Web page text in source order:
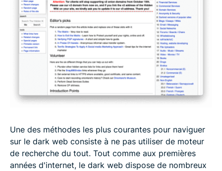
Une des méthodes les plus courantes pour naviguer
sur le dark web consiste à ne pas utiliser de moteur
de recherche du tout. Tout comme aux premières
années d'internet, le dark web dispose de nombreux